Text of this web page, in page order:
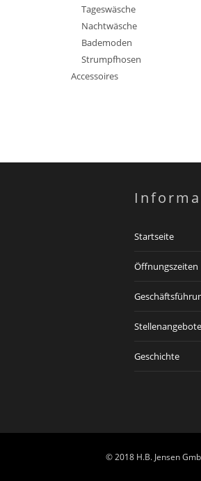
Tageswäsche
Nachtwäsche
Bademoden
Strumpfhosen
Accessoires
Startseite
Öffnungszeiten
Stellenangebote
Geschichte
© 2018 H.B. Jensen